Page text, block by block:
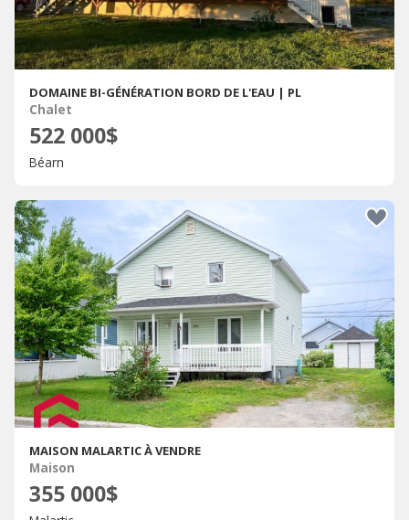
DOMAINE BI-GÉNÉRATION BORD DE L'EAU | PL
Chalet
522 000$
Béarn
MAISON MALARTIC À VENDRE
Maison
355 000$